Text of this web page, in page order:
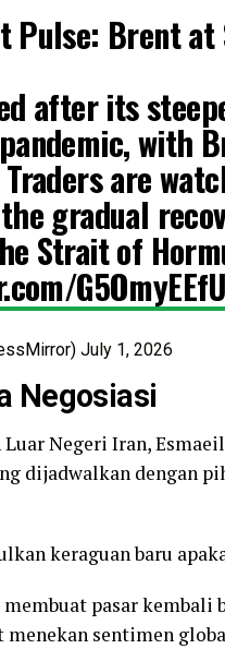
Pulse: Brent at
after its
with
are
gradual
Strait of
July 1, 2026
Negosiasi
Negeri Iran,
dijadwalkan dengan
keraguan baru
pasar
menekan sentimen